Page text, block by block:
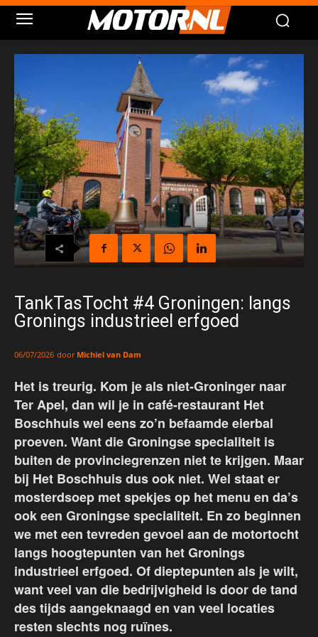
TankTasTocht #4 Groningen: langs
Gronings industrieel erfgoed
06/07/2026 door Michiel van Dam
Het is treurig. Kom je als niet-Groninger naar
Ter Apel, dan wil je in café-restaurant Het
Boschhuis wel eens zo’n befaamde eierbal
proeven. Want die Groningse specialiteit is
buiten de provinciegrenzen niet te krijgen. Maar
bij Het Boschhuis dus ook niet. Wel staat er
mosterdsoep met spekjes op het menu en da’s
ook een Groningse specialiteit. En zo beginnen
we met een tevreden gevoel aan de motortocht
langs hoogtepunten van het Gronings
industrieel erfgoed. Of dieptepunten als je wilt,
want veel van die bedrijvigheid is door de tand
des tijds aangeknaagd en van veel locaties
resten slechts nog ruïnes.